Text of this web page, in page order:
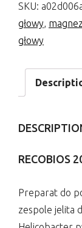
SKU:
głowy, magnez
głowy
RECOBIOS
Preparat do
zespole jelita